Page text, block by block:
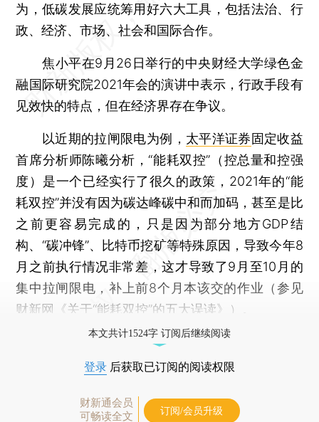
为，低碳发展应统筹用好六大工具，包括法治、行
政、经济、市场、社会和国际合作。
焦小平在9月26日举行的中央财经大学绿色金
融国际研究院2021年会的演讲中表示，行政手段有
见效快的特点，但在经济界存在争议。
以近期的拉闸限电为例， 太平洋证券固定收益
首席分析师陈曦分析，“能耗双控”（控总量和控强
度）是一个已经实行了很久的政策，2021年的“能
耗双控”并没有因为碳达峰碳中和而加码，甚至是比
之前更容易完成的，只是因为部分地方GDP结
构、“碳冲锋”、比特币挖矿等特殊原因，导致今年8
月之前执行情况非常差，这才导致了9月至10月的
集中拉闸限电，补上前8个月本该交的作业（参见
财新网《关于“能耗双控”的五大误读》）。
本文共计1524字 订阅后继续阅读
登录 后获取已订阅的阅读权限
财新通会员
可畅读全文
订阅/会员升级